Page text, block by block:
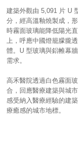
建築外觀由 5,091 片 U
分，經高溫釉燒製成，
時霧面玻璃能降低陽光
上，呼應中國燈籠朦朧
體。U 型玻璃與鋁帷幕
需求。
高禾醫院透過白色霧面
合，回應醫療建築與城
感受納入醫療經驗的建
療癒感的城市地標。